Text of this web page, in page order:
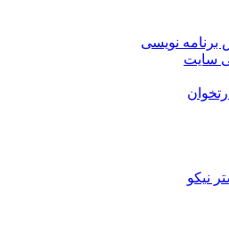
برنامه نویسی
سایت
نیکو